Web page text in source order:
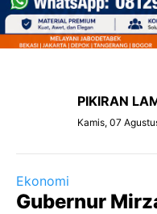
PIKIRAN
Kamis, 07
Ekonomi
Gubernur